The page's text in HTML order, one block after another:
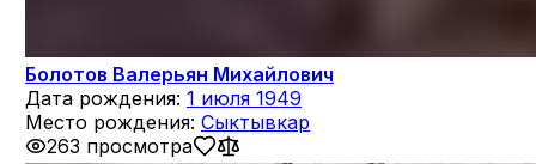
Болотов Валерьян Михайлович
Дата рождения: 1 июля 1949
Место рождения: Сыктывкар
263 просмотра